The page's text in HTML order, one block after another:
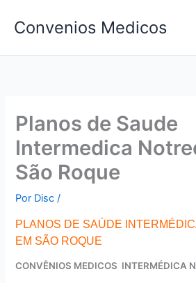
para
conteúdo
Convenios Medicos
Planos de Saude
Intermedica
São Roque
Por Disc/
PLANOS DE SAÚDE
EM SÃO ROQUE
CONVÊNIOS MEDICOS INTERMÉDICA